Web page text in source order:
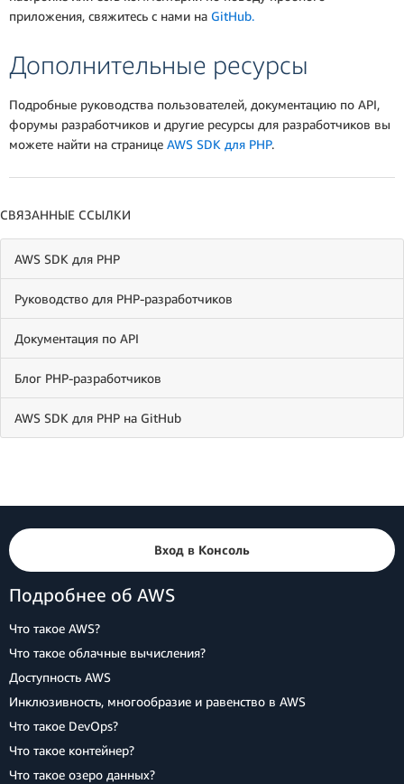
СВЯЗАННЫЕ ССЫЛКИ
AWS SDK для PHP
Руководство для PHP-разработчиков
Документация по API
Блог PHP-разработчиков
AWS SDK для PHP на GitHub
приложения, свяжитесь с нами на GitHub.
Дополнительные ресурсы
Подробные руководства пользователей, документацию по API,
форумы разработчиков и другие ресурсы для разработчиков вы
можете найти на странице AWS SDK для PHP.
Вход в Консоль
Подробнее об AWS
Что такое AWS?
Что такое облачные вычисления?
Доступность AWS
Инклюзивность, многообразие и равенство в AWS
Что такое DevOps?
Что такое контейнер?
Что такое озеро данных?